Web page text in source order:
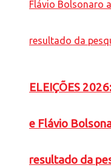
ELEIÇÕES
e Flávio
resultado da